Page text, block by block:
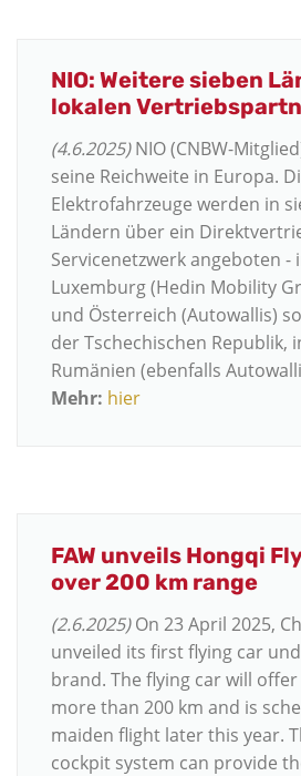
NIO: Weitere sieben
lokalen
(4.6.2025)NIO (CNBW-
seine Reichweite in Europa.
Elektrofahrzeuge werden in
Ländern über ein
Servicenetzwerk angeboten -
Luxemburg (Hedin Mobility
und Österreich (Autowallis)
der Tschechischen Republik,
Rumänien (ebenfalls
Mehr: hier
FAW unveils Hongqi
over 200 km range
(2.6.2025)On 23 April 2025,
unveiled its first flying car
brand. The flying car will
more than 200 km and is
maiden flight later this year.
cockpit system can provide